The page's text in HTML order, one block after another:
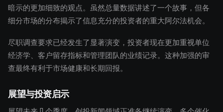
暗示的更加细致的观点。虽然总量数据讲述了一个故事，但各
细分市场的分布揭示了信息充分的投资者的重大阿尔法机会。
尽职调查要求已经发生了显著演变，投资者现在更加重视单位
经济学、客户留存指标和管理团队的业绩记录。这种加强的审
查最终有利于市场健康和长期回报。
展望与投资启示